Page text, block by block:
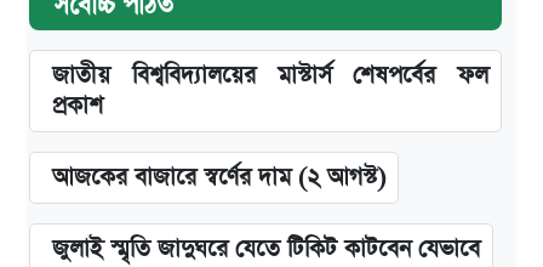
জাতীয় বিশ্ববিদ্যালয়ের মাস্টার্স শেষপর্বের ফল
প্রকাশ
আজকের বাজারে স্বর্ণের দাম (২ আগস্ট)
জুলাই স্মৃতি জাদুঘরে যেতে টিকিট কাটবেন যেভাবে